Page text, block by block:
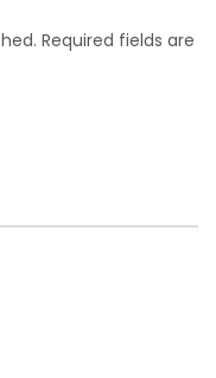
Required fields are